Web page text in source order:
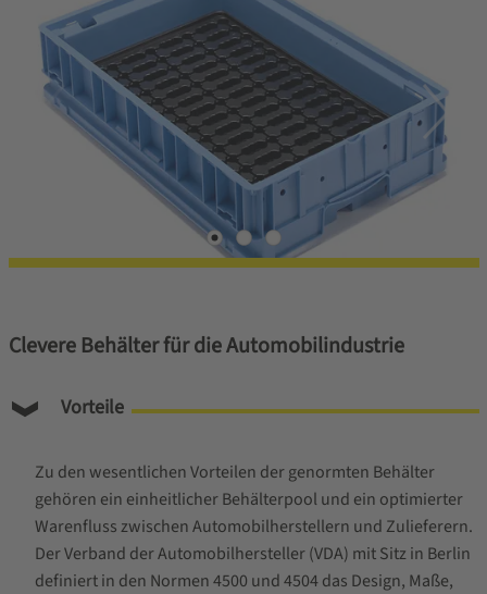
Clevere Behälter für die Automobilindustrie
Vorteile
Zu den wesentlichen Vorteilen der genormten Behälter
gehören ein einheitlicher Behälterpool und ein optimierter
Warenfluss zwischen Automobilherstellern und Zulieferern.
Der Verband der Automobilhersteller (VDA) mit Sitz in Berlin
definiert in den Normen 4500 und 4504 das Design, Maße,